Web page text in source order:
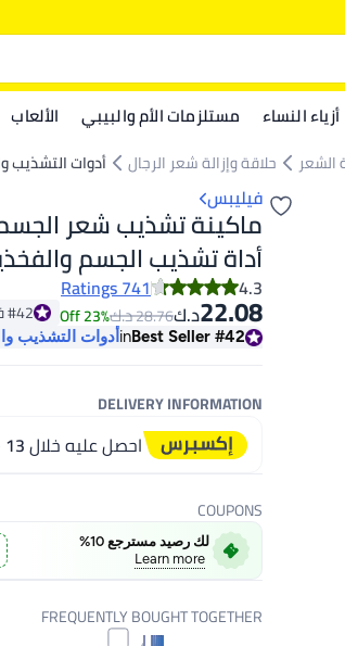
أزياء النساء مستلزمات الأم والبيبي الألعاب
الشعر حلاقة وإزالة شعر الرجال أدوات التشذيب
فيليبس
أداة تشذيب الجسم
للطول | 60 دقيقة
للبشرة، ملحق للوصول إلى
4.3
741 Ratings
د.ك‏22.08 د.ك‏28.76
23% Off #42 في أدوات التشذيب والقصافات
#42 في أدوات التشذيب والقصافات Best Seller #42
inأدوات التشذيب
DELIVERY INFORMATION
احصل عليه خلال13 - 14 اغسطس
COUPONS
لك رصيد مسترجع 10%
Learn more
FREQUENTLY BOUGHT TOGETHER